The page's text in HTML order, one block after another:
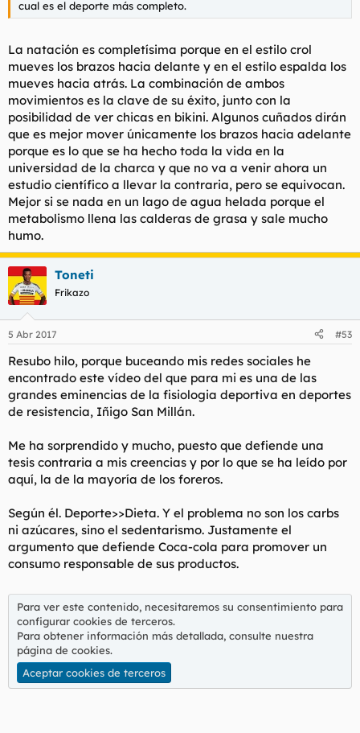
cual es el deporte más completo.
La natación es completísima porque en el estilo crol
mueves los brazos hacia delante y en el estilo espalda los
mueves hacia atrás. La combinación de ambos
movimientos es la clave de su éxito, junto con la
posibilidad de ver chicas en bikini. Algunos cuñados dirán
que es mejor mover únicamente los brazos hacia adelante
porque es lo que se ha hecho toda la vida en la
universidad de la charca y que no va a venir ahora un
estudio científico a llevar la contraria, pero se equivocan.
Mejor si se nada en un lago de agua helada porque el
metabolismo llena las calderas de grasa y sale mucho
humo.
Toneti
Frikazo
5 Abr 2017 #53
Resubo hilo, porque buceando mis redes sociales he
encontrado este vídeo del que para mi es una de las
grandes eminencias de la fisiologia deportiva en deportes
de resistencia, Iñigo San Millán.
Me ha sorprendido y mucho, puesto que defiende una
tesis contraria a mis creencias y por lo que se ha leído por
aquí, la de la mayoría de los foreros.
Según él. Deporte>>Dieta. Y el problema no son los carbs
ni azúcares, sino el sedentarismo. Justamente el
argumento que defiende Coca-cola para promover un
consumo responsable de sus productos.
Para ver este contenido, necesitaremos su consentimiento para
configurar cookies de terceros.
Para obtener información más detallada, consulte nuestra
página de cookies.
Aceptar cookies de terceros